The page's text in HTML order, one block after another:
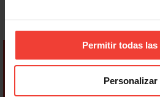
Permitir todas las
Personalizar